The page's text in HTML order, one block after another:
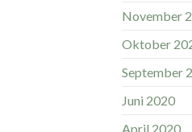
November
Oktober
September
Juni 2020
April 2020